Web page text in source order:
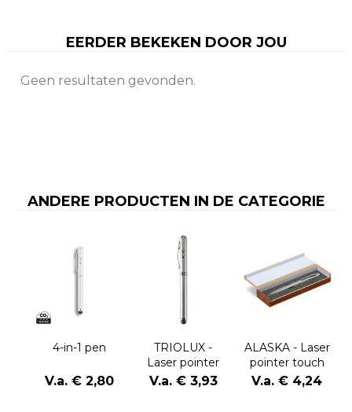
EERDER BEKEKEN DOOR JOU
Geen resultaten gevonden.
ANDERE PRODUCTEN IN DE CATEGORIE
4-in-1 pen
V.a. € 2,80
TRIOLUX -
Laser pointer
touch pen
V.a. € 3,93
ALASKA - Laser
pointer touch
pen
V.a. € 4,24